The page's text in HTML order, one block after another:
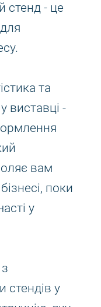
стенд - це
та
виставці -
вам
поки
у
стендів у